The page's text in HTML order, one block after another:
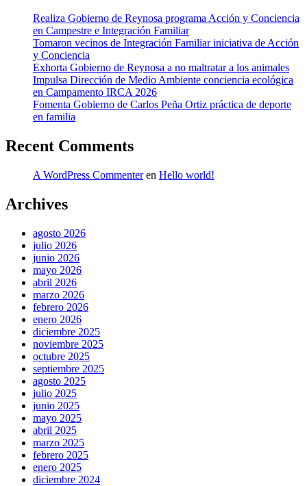
Realiza Gobierno de Reynosa programa Acción y Conciencia
en Campestre e Integración Familiar
Tomaron vecinos de Integración Familiar iniciativa de Acción
y Conciencia
Exhorta Gobierno de Reynosa a no maltratar a los animales
Impulsa Dirección de Medio Ambiente conciencia ecológica
en Campamento IRCA 2026
Fomenta Gobierno de Carlos Peña Ortiz práctica de deporte
en familia
Recent Comments
A WordPress Commenteren Hello world!
Archives
agosto 2026
julio 2026
junio 2026
mayo 2026
abril 2026
marzo 2026
febrero 2026
enero 2026
diciembre 2025
noviembre 2025
octubre 2025
septiembre 2025
agosto 2025
julio 2025
junio 2025
mayo 2025
abril 2025
marzo 2025
febrero 2025
enero 2025
diciembre 2024